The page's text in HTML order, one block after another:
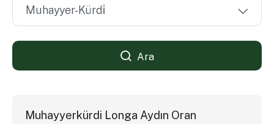
Ara
Muhayyerkürdi Longa Aydın Oran